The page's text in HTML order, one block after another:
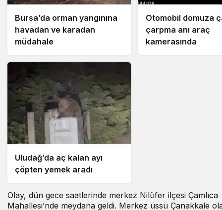
Bursa’da orman yangınına
havadan ve karadan
müdahale
Otomobil domuza
çarpma anı araç
kamerasında
Uludağ’da aç kalan ayı
çöpten yemek aradı
Olay, dün gece saatlerinde merkez Nilüfer ilçesi Çamlıca
Mahallesi’nde meydana geldi. Merkez üssü Çanakkale